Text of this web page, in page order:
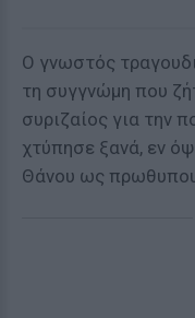
Ο γνωστός
τη συγγνώμη που
συριζαίος για την
χτύπησε ξανά, εν
Θάνου ως